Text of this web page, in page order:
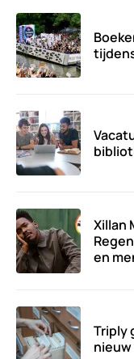
Xillan
en
Triply